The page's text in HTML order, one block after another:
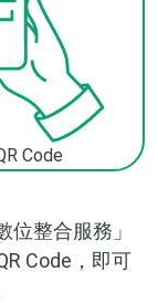
Code
位整合服務」
Code，即可